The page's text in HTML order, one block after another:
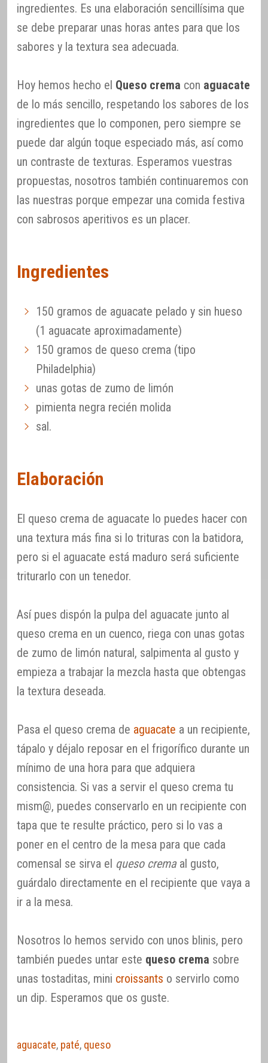
ingredientes. Es una elaboración sencillísima que
se debe preparar unas horas antes para que los
sabores y la textura sea adecuada.
Hoy hemos hecho el Queso crema con aguacate
de lo más sencillo, respetando los sabores de los
ingredientes que lo componen, pero siempre se
puede dar algún toque especiado más, así como
un contraste de texturas. Esperamos vuestras
propuestas, nosotros también continuaremos con
las nuestras porque empezar una comida festiva
con sabrosos aperitivos es un placer.
Ingredientes
150 gramos de aguacate pelado y sin hueso
(1 aguacate aproximadamente)
150 gramos de queso crema (tipo
Philadelphia)
unas gotas de zumo de limón
pimienta negra recién molida
sal.
Elaboración
El queso crema de aguacate lo puedes hacer con
una textura más fina si lo trituras con la batidora,
pero si el aguacate está maduro será suficiente
triturarlo con un tenedor.
Así pues dispón la pulpa del aguacate junto al
queso crema en un cuenco, riega con unas gotas
de zumo de limón natural, salpimenta al gusto y
empieza a trabajar la mezcla hasta que obtengas
la textura deseada.
Pasa el queso crema de aguacate a un recipiente,
tápalo y déjalo reposar en el frigorífico durante un
mínimo de una hora para que adquiera
consistencia. Si vas a servir el queso crema tu
mism@, puedes conservarlo en un recipiente con
tapa que te resulte práctico, pero si lo vas a
poner en el centro de la mesa para que cada
comensal se sirva el queso cremaal gusto,
guárdalo directamente en el recipiente que vaya a
ir a la mesa.
Nosotros lo hemos servido con unos blinis, pero
también puedes untar este queso crema sobre
unas tostaditas, mini croissants o servirlo como
un dip. Esperamos que os guste.
aguacate, paté, queso